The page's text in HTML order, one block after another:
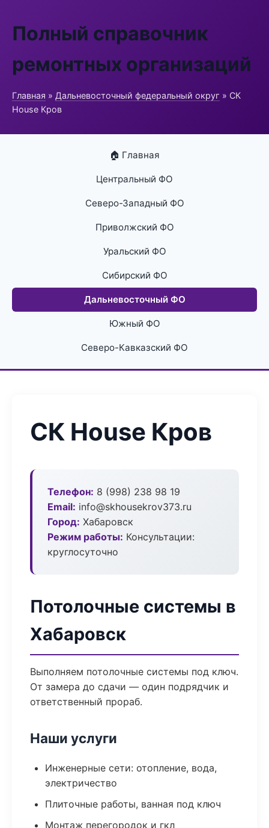
Полный справочник
ремонтных организаций
Главная » Дальневосточный федеральный округ » СК
House Кров
🏠 Главная
Центральный ФО
Северо-Западный ФО
Приволжский ФО
Уральский ФО
Сибирский ФО
Дальневосточный ФО
Южный ФО
Северо-Кавказский ФО
СК House Кров
Телефон: 8 (998) 238 98 19
Email: info@skhousekrov373.ru
Город: Хабаровск
Режим работы: Консультации:
круглосуточно
Потолочные системы в
Хабаровск
Выполняем потолочные системы под ключ.
От замера до сдачи — один подрядчик и
ответственный прораб.
Наши услуги
Инженерные сети: отопление, вода,
электричество
Плиточные работы, ванная под ключ
Монтаж перегородок и гкл